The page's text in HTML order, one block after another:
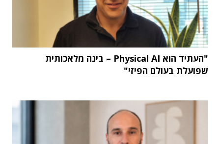
"העתיד הוא Physical AI – בינה מלאכותית
שפועלת בעולם הפיזי"